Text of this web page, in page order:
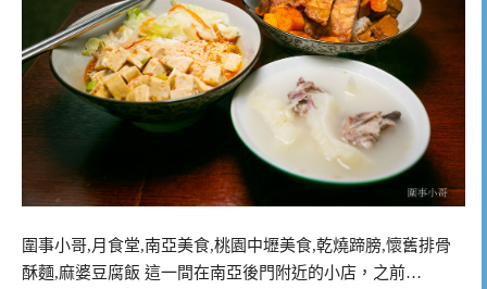
圍事小哥,月食堂,南亞美食,桃園中壢美食,乾燒蹄膀,懷舊排骨
酥麵,麻婆豆腐飯 這一間在南亞後門附近的小店，之前…